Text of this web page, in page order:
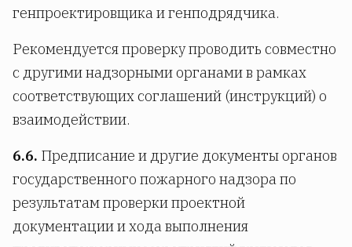
генпроектировщика и генподрядчика.
Рекомендуется проверку проводить совместно
с другими надзорными органами в рамках
соответствующих соглашений (инструкций) о
взаимодействии.
6.6. Предписание и другие документы органов
государственного пожарного надзора по
результатам проверки проектной
документации и хода выполнения